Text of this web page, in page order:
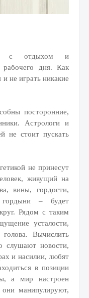
с отдыхом и
рабочего дня. Как
и не играть никакие
посторонние,
Астрологи и
не стоит пускать
не принесут
живущий на
вины, гордости,
гордыни – будет
Рядом с таким
усталости,
голова. Вычислить
слушают новости,
и насилии, любят
в позиции
а мир настроен
манипулируют,